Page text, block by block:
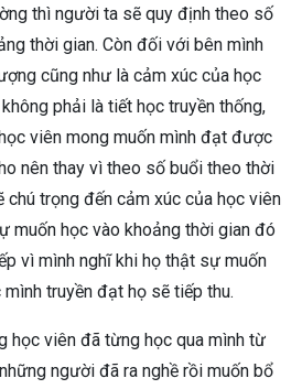
thì người ta sẽ quy định theo số
thời gian. Còn đối với bên mình
cũng như là cảm xúc của học
phải là tiết học truyền thống,
viên mong muốn mình đạt được
nên thay vì theo số buổi theo thời
chú trọng đến cảm xúc của học viên
muốn học vào khoảng thời gian đó
vì mình nghĩ khi họ thật sự muốn
truyền đạt họ sẽ tiếp thu.
học viên đã từng học qua mình từ
người đã ra nghề rồi muốn bổ